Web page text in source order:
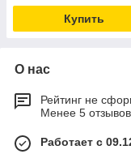
Купить
О нас
Рейтинг не
Менее 5
Работает с